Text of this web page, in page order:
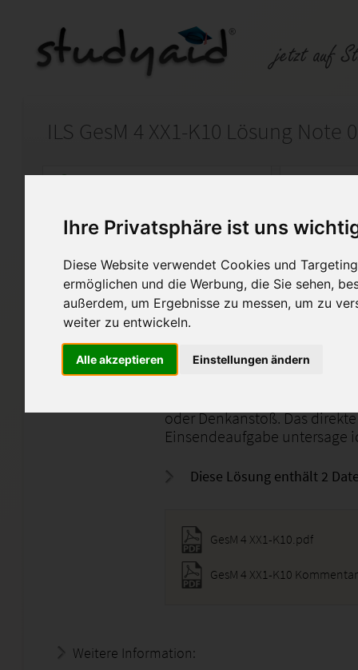
Ihre Privatsphäre ist uns
Diese Website verwendet Cookies und
ermöglichen und die Werbung, die Sie sehen,
außerdem, um Ergebnisse zu messen, um zu
weiter zu entwickeln.
Alle akzeptieren Einstellungen ändern
ILS GesM 4 XX1-K10 Lösung Note
Auf StudyAid.de verkaufen
Startseite Abitur und Hochschule
Geschichte Die
Geschichte Die
Note: 1,00
oder Denkanstoß. Das
Einsendeaufgabe untersage
Diese Lösung enthält 2
GesM 4 XX1-K10.pdf
GesM 4 XX1-K10
Weitere Information: